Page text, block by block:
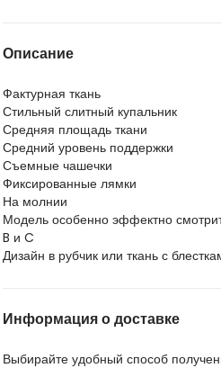
Описание
Фактурная ткань
Стильный слитный купальник
Средняя площадь ткани
Средний уровень поддержки
Съемные чашечки
Фиксированные лямки
На молнии
Модель особенно эффектно
B и C
Дизайн в рубчик или ткань с
Информация о доставке
Выбирайте удобный способ